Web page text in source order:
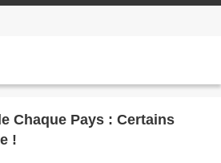
Chaque Pays : Certains
!